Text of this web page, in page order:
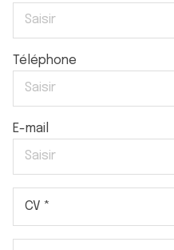
Téléphone
E-mail
CV *